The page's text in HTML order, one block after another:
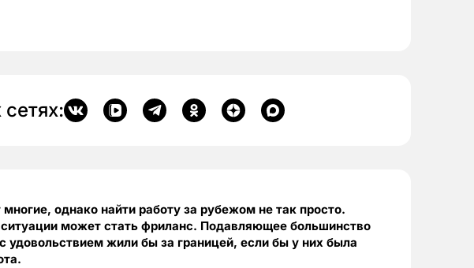
однако найти работу за рубежом не так просто.
может стать фриланс. Подавляющее большинство
удовольствием жили бы за границей, если бы у них была